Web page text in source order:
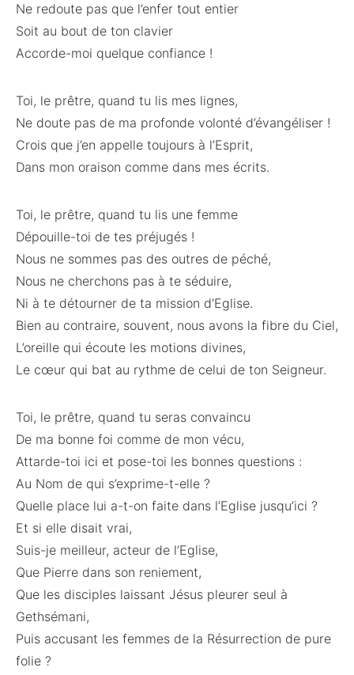
Ne redoute pas que l’enfer tout entier
Soit au bout de ton clavier
Accorde-moi quelque confiance !
Toi, le prêtre, quand tu lis mes lignes,
Ne doute pas de ma profonde volonté d’évangéliser !
Crois que j’en appelle toujours à l’Esprit,
Dans mon oraison comme dans mes écrits.
Toi, le prêtre, quand tu lis une femme
Dépouille-toi de tes préjugés !
Nous ne sommes pas des outres de péché,
Nous ne cherchons pas à te séduire,
Ni à te détourner de ta mission d’Eglise.
Bien au contraire, souvent, nous avons la fibre du Ciel,
L’oreille qui écoute les motions divines,
Le cœur qui bat au rythme de celui de ton Seigneur.
Toi, le prêtre, quand tu seras convaincu
De ma bonne foi comme de mon vécu,
Attarde-toi ici et pose-toi les bonnes questions :
Au Nom de qui s’exprime-t-elle ?
Quelle place lui a-t-on faite dans l’Eglise jusqu’ici ?
Et si elle disait vrai,
Suis-je meilleur, acteur de l’Eglise,
Que Pierre dans son reniement,
Que les disciples laissant Jésus pleurer seul à
Gethsémani,
Puis accusant les femmes de la Résurrection de pure
folie ?